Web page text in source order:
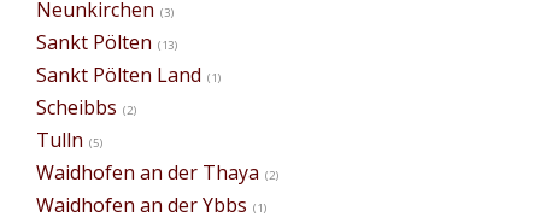
Neunkirchen (3)
Sankt Pölten (13)
Sankt Pölten Land (1)
Scheibbs (2)
Tulln (5)
Waidhofen an der Thaya (2)
Waidhofen an der Ybbs (1)